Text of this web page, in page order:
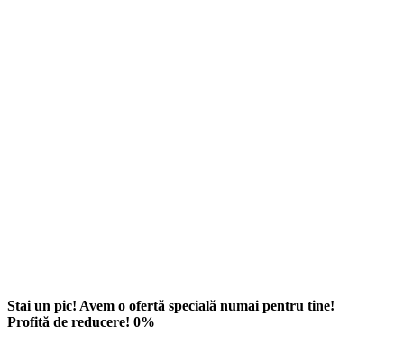
Stai un pic! Avem o ofertă specială numai pentru tine!
Profită de reducere! 0%